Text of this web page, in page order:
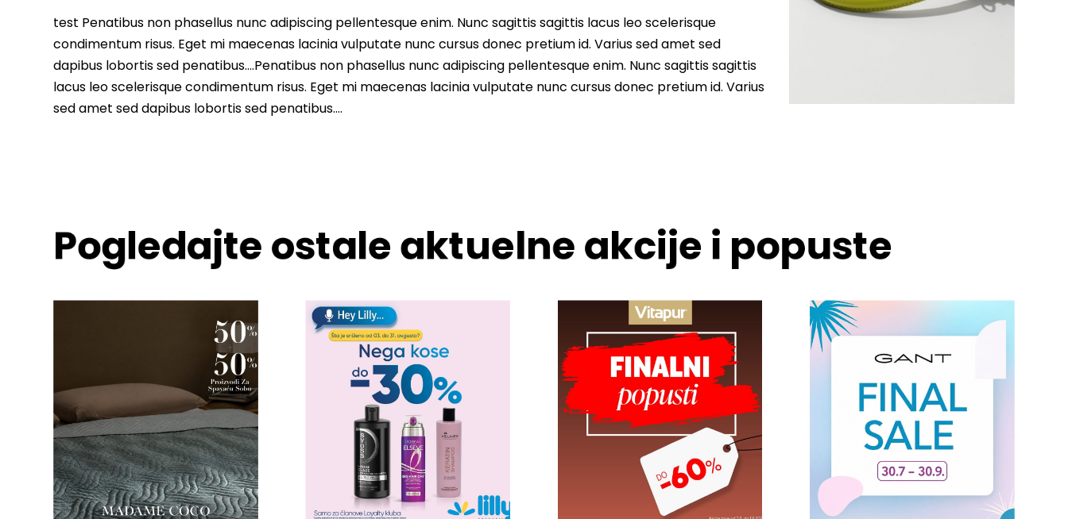
test Penatibus non phasellus nunc adipiscing pellentesque enim. Nunc sagittis sagittis lacus leo scelerisque
condimentum risus. Eget mi maecenas lacinia vulputate nunc cursus donec pretium id. Varius sed amet sed
dapibus lobortis sed penatibus….Penatibus non phasellus nunc adipiscing pellentesque enim. Nunc sagittis sagittis
lacus leo scelerisque condimentum risus. Eget mi maecenas lacinia vulputate nunc cursus donec pretium id. Varius
sed amet sed dapibus lobortis sed penatibus….
Pogledajte ostale aktuelne akcije i popuste